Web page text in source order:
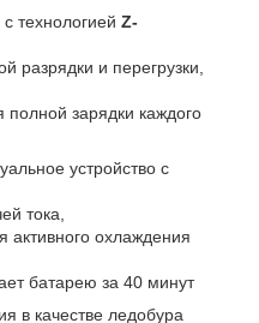
технологией Z-
разрядки и перегрузки,
полной зарядки каждого
устройство с
тока,
охлаждения
батарею за 40 минут
в качестве ледобура